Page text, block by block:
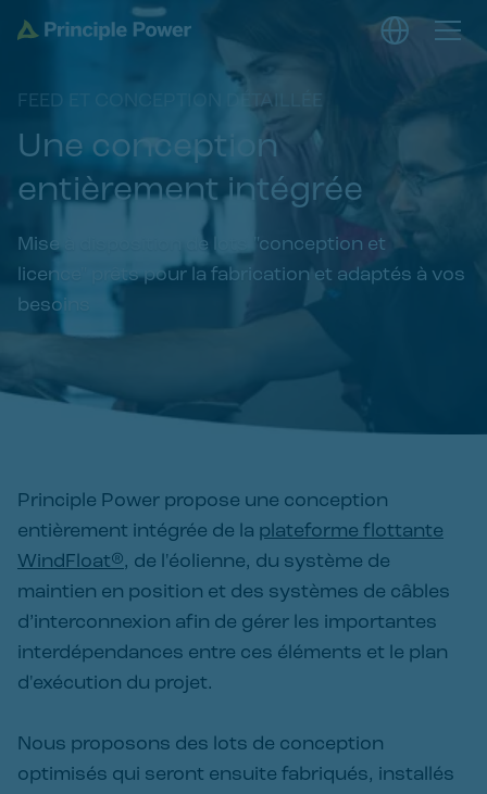
FEED ET CONCEPTION DÉTAILLÉE
Une conception
entièrement intégrée
Mise à disposition de lots "conception et
licence" prêts pour la fabrication et adaptés à vos
besoins
Principle Power propose une conception
entièrement intégrée de la plateforme flottante
WindFloat®, de l'éolienne, du système de
maintien en position et des systèmes de câbles
d’interconnexion afin de gérer les importantes
interdépendances entre ces éléments et le plan
d'exécution du projet.
Nous proposons des lots de conception
optimisés qui seront ensuite fabriqués, installés